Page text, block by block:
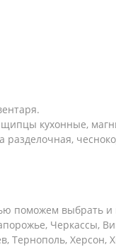
кухонные,
поможем выбрать и
Черкассы,
Тернополь, Херсон,